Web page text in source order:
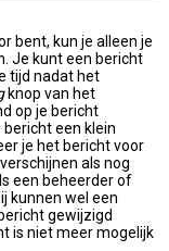
bent, kun je alleen je
Je kunt een bericht
tijd nadat het
knop van het
op je bericht
een klein
je het bericht voor
als nog
een beheerder of
kunnen wel een
gewijzigd
is niet meer mogelijk